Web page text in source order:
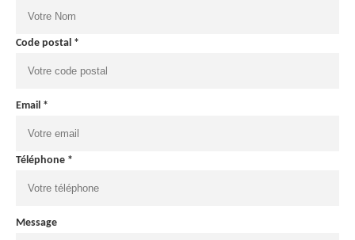
Code postal *
Email *
Téléphone *
Message